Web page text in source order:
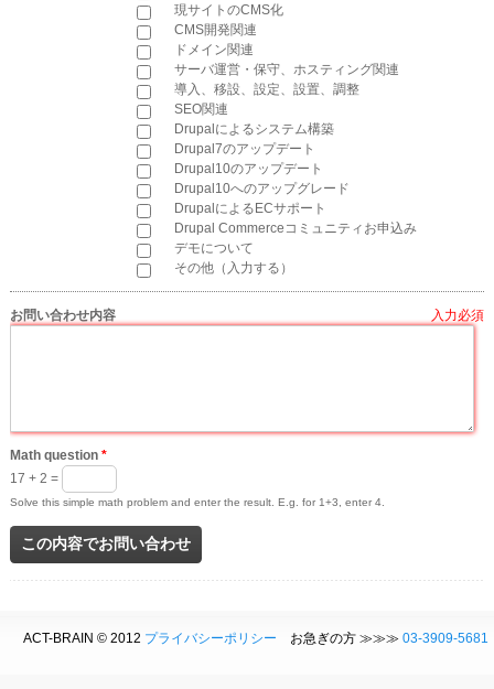
現サイトのCMS化
CMS開発関連
ドメイン関連
サーバ運営・保守、ホスティング関連
導入、移設、設定、設置、調整
SEO関連
Drupalによるシステム構築
Drupal7のアップデート
Drupal10のアップデート
Drupal10へのアップグレード
DrupalによるECサポート
Drupal Commerceコミュニティお申込み
デモについて
その他（入力する）
お問い合わせ内容
Math question *
17 + 2 =
Solve this simple math problem and enter the result. E.g. for 1+3, enter 4.
ACT-BRAIN © 2012 プライバシーポリシー お急ぎの方 ≫≫≫ 03-3909-5681